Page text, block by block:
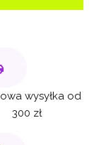
wysyłka od
300 zł